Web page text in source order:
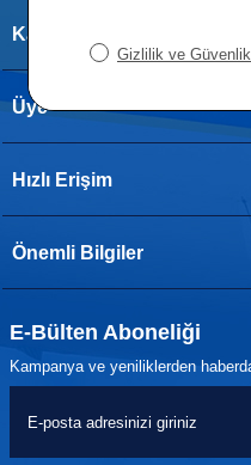
Kategoriler
Üye
Hızlı Erişim
Önemli Bilgiler
E-Bülten Aboneliği
Kampanya ve yeniliklerden